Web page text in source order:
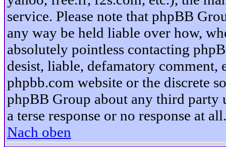
service. Please note that phpBB
any way be held liable over how,
absolutely pointless contacting
desist, liable, defamatory
phpbb.com website or the discrete
phpBB Group about any third party
a terse response or no response at all.
Nach oben